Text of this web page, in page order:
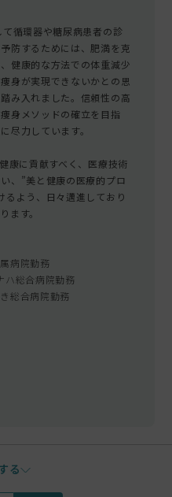
循環器や糖尿病患者の診
防するためには、肥満を克
健康的な方法での体重減少
身が実現できないかとの思
み入れました。信頼性の高
身メソッドの確立を目指
尽力しています。
康に貢献すべく、医療技術
、”美と健康の医療的プロ
るよう、日々邁進しており
ます。
病院勤務
ハ総合病院勤務
総合病院勤務
る